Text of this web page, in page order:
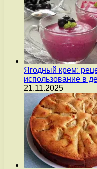
Ягодный крем:
использование в
21.11.2025